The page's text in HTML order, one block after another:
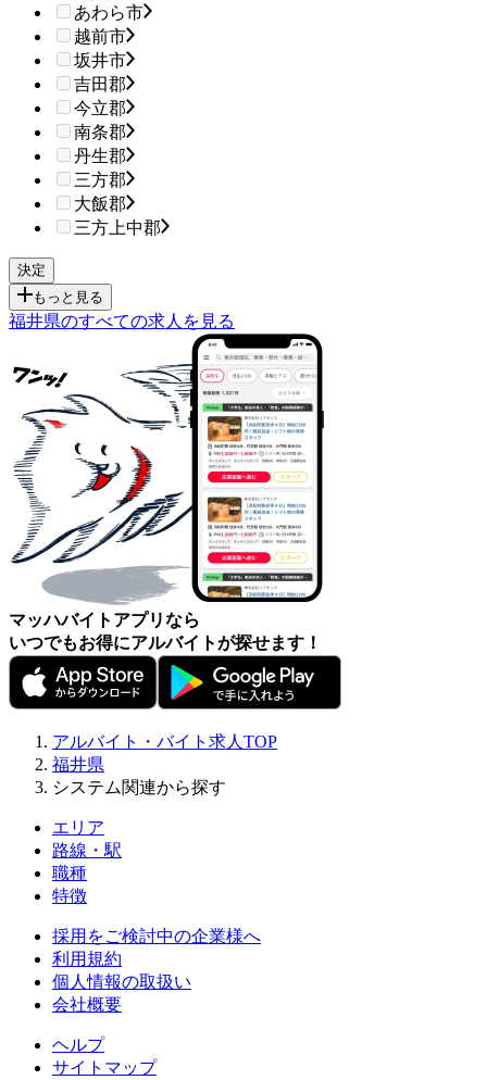
あわら市
越前市
坂井市
吉田郡
今立郡
南条郡
丹生郡
三方郡
大飯郡
三方上中郡
もっと見る
福井県のすべての求人を見る
マッハバイトアプリなら
いつでもお得にアルバイトが探せます！
アルバイト・バイト求人TOP
福井県
システム関連から探す
エリア
路線・駅
職種
特徴
採用をご検討中の企業様へ
利用規約
個人情報の取扱い
会社概要
ヘルプ
サイトマップ